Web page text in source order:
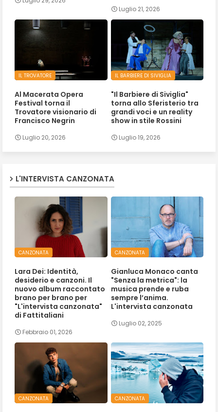
Luglio 21, 2026
IL TROVATORE
Al Macerata Opera
Festival torna il
Trovatore visionario di
Francisco Negrin
Luglio 20, 2026
IL BARBIERE DI SIVIGLIA
"Il Barbiere di Siviglia"
torna allo Sferisterio tra
grandi voci e un reality
show in stile Rossini
Luglio 19, 2026
L'INTERVISTA CANZONATA
CANZONATA
Lara Dei: Identità,
desiderio e canzoni. Il
nuovo album raccontato
brano per brano per
"L'intervista canzonata"
di Fattitaliani
Febbraio 01, 2026
CANZONATA
Gianluca Monaco canta
"Senza la metrica": la
musica prende e ruba
sempre l’anima.
L'intervista canzonata
Luglio 02, 2025
CANZONATA CANZONATA